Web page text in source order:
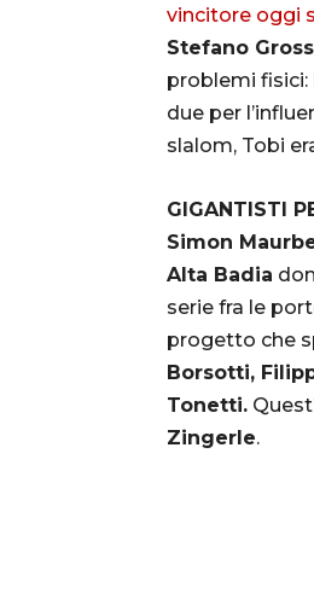
vincitore oggi
Stefano Gross
problemi fisici:
due per
slalom, Tobi
GIGANTISTI
Simon
Alta Badia
serie fra le
progetto che
Borsotti,
Tonetti.
Zingerle.